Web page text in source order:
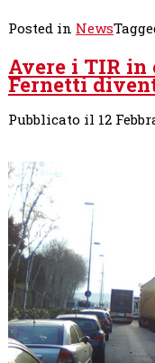
Posted in News
Avere i TIR
Fernetti
Pubblicato il 12